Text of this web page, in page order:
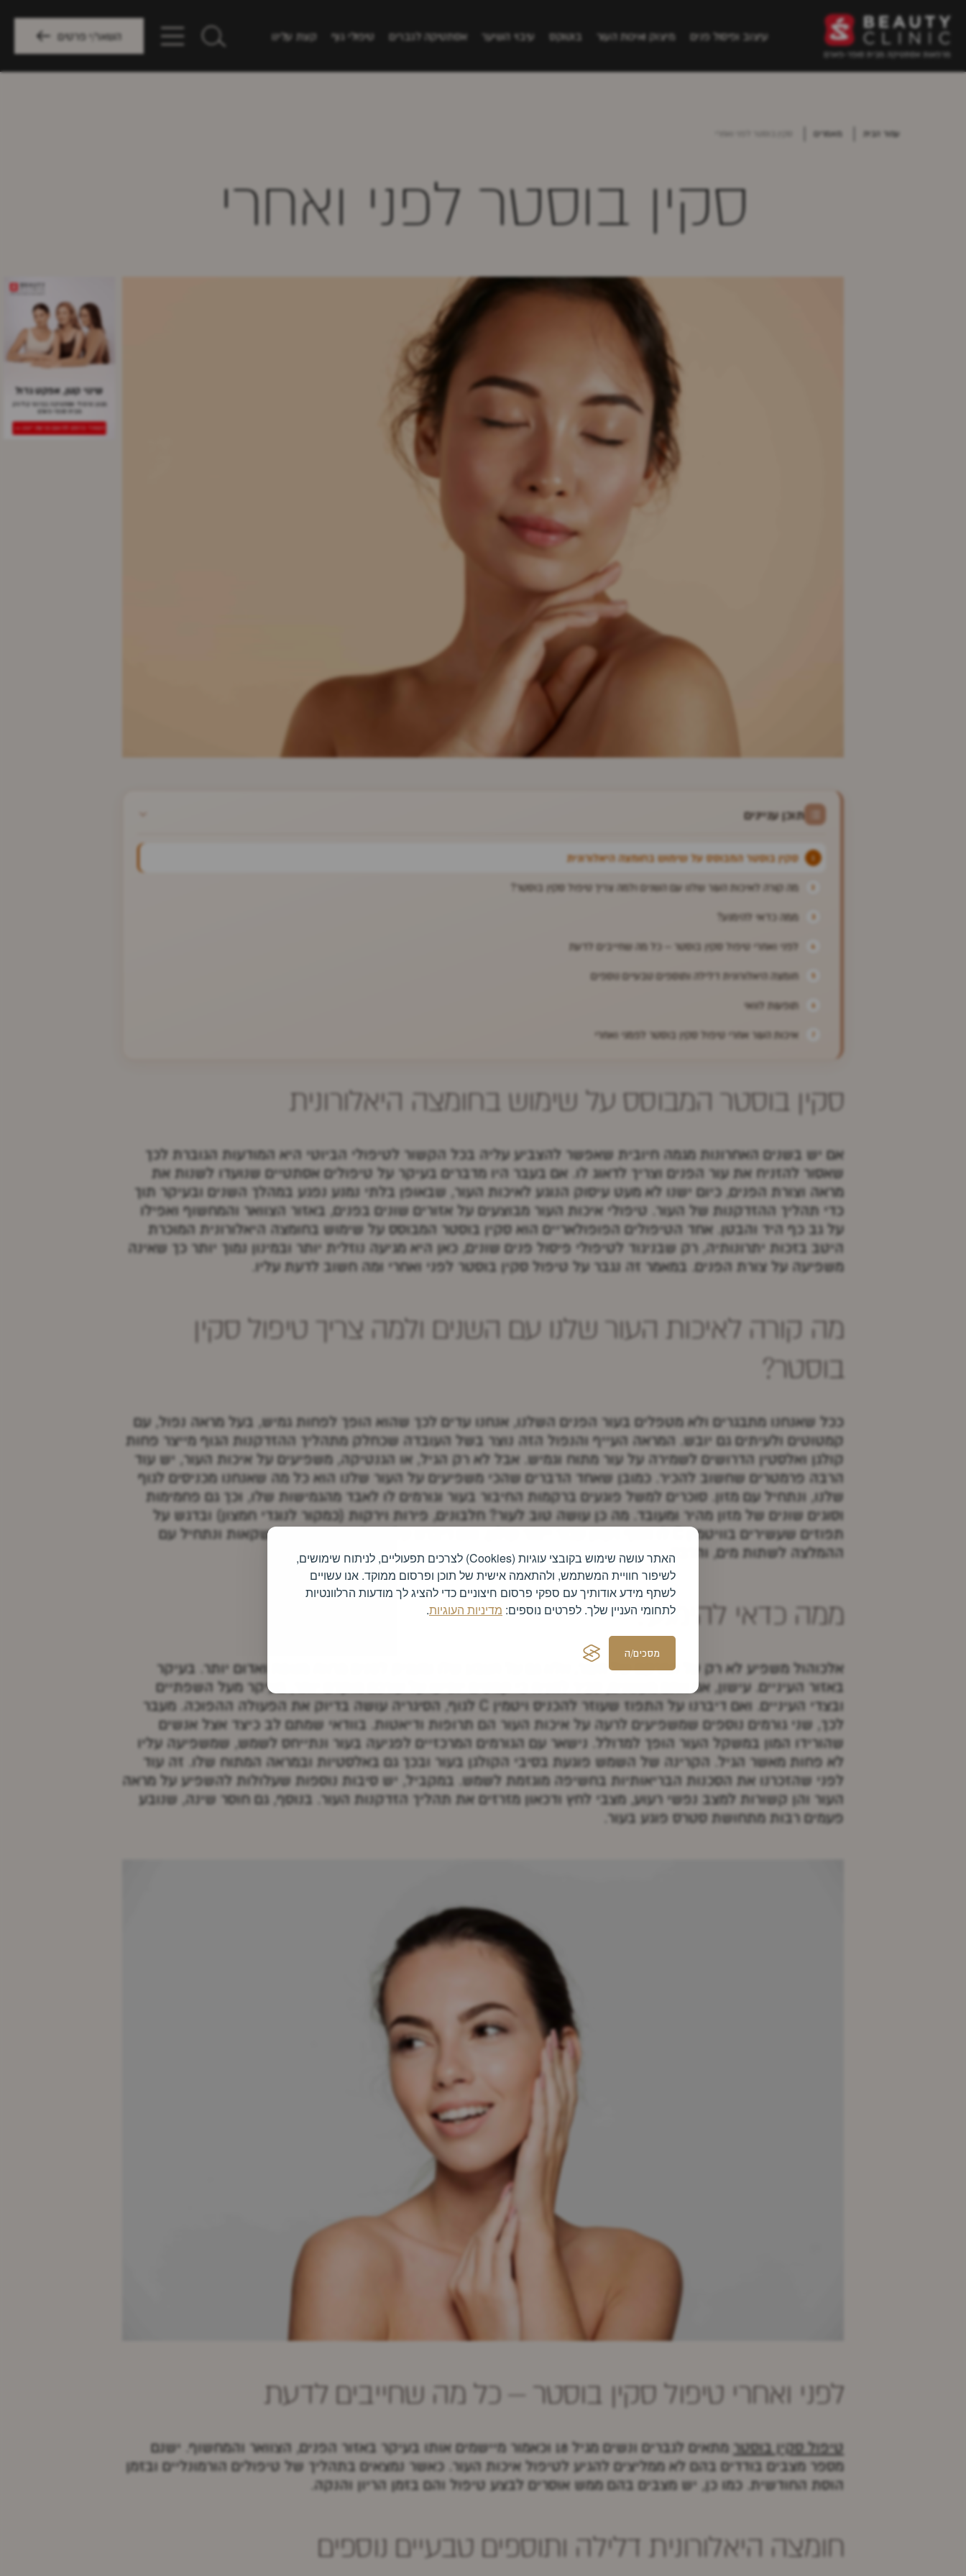
האתר עושה שימוש בקובצי עוגיות (Cookies) לצרכים תפעוליים, לניתוח שימושים,
לשיפור חוויית המשתמש, ולהתאמה אישית של תוכן ופרסום ממוקד. אנו עשויים
לשתף מידע אודותיך עם ספקי פרסום חיצוניים כדי להציג לך מודעות הרלוונטיות
לתחומי העניין שלך. לפרטים נוספים: מדיניות העוגיות.
מסכים/ה
עיצוב ופיסול פנים מיצוק ואיכות העור בוטוקס עיבוי השיער אסתטיקה לגברים טיפולי גוף קצת עלינו השאר/י פרטים
שינוי קטן, אפקט גדול
מגוון טיפולי אסתטיקה בביוטי קליניק
מבית סופר-פארם
עמוד הבית מאמרים
סקין בוסטר לפני ואחרי
תוכן עניינים
סקין בוסטר המבוסס על שימוש בחומצה היאלורונית
מה קורה לאיכות העור שלנו עם השנים ולמה צריך טיפול סקין בוסטר?
ממה כדאי להימנע?
לפני ואחרי טיפול סקין בוסטר – כל מה שחייבים לדעת
חומצה היאלורונית דלילה ותוספים טבעיים נוספים
תופעות לוואי
איכות העור אחרי טיפול סקין בוסטר לפמני ואחרי
סקין בוסטר המבוסס על שימוש בחומצה היאלורונית
אם יש בשנים האחרונות מגמה חיובית שאפשר להצביע עליה בכל הקשור לטיפולי הביוטי היא המודעות הגוברת לכך
שאסור להזניח את עור הפנים וצריך לדאוג לו. אם בעבר היו מדברים בעיקר על טיפולים אסתטיים שנועדו לשנות את
מראה וצורת הפנים, כיום ישנו לא מעט עיסוק הנוגע לאיכות העור, שבאופן בלתי נמנע נפגע במהלך השנים ובעיקר תוך
כדי תהליך ההזדקנות של העור. טיפולי איכות העור מבוצעים על אזורים שונים בפנים, באזור הצוואר והמחשוף ואפילו
על גב כף היד והבטן. אחד הטיפולים הפופולאריים הוא סקין בוסטר המבוסס על שימוש בחומצה היאלורונית המוכרת
היטב בזכות יתרונותיה, רק שבניגוד לטיפולי פיסול פנים שונים, כאן היא מגיעה נוזלית יותר ובמינון נמוך יותר כך שאינה
משפיעה על צורת הפנים. במאמר זה נגבר על טיפול סקין בוסטר לפני ואחרי ומה חשוב לדעת עליו.
מה קורה לאיכות העור שלנו עם השנים ולמה צריך טיפול סקין
בוסטר?
ככל שאנחנו מתבגרים ולא מטפלים בעור הפנים השלנו, אנחנו עדים לכך שהוא הופך לפחות גמיש, בעל מראה נפול, עם
קמטוטים ולעיתים גם יובש. המראה העייף והנפול הזה נוצר בשל העובדה שכחלק מתהליך ההזדקנות הגוף מייצר פחות
קולגן ואלסטין הדרושים לשמירה על עור מתוח וגמיש. אבל לא רק הגיל, או הגנטיקה, משפיעים על איכות העור, יש עוד
הרבה פרמטרים שחשוב להכיר. כמובן שאחד הדברים שהכי משפיעים על העור שלנו הוא כל מה שאנחנו מכניסים לגוף
שלנו, ונתחיל עם מזון. סוכרים למשל פוגעים ברקמות החיבור בעור וגורמים לו לאבד מהגמישות שלו, וכך גם פחמימות
וסוגים שונים של מזון מהיר ומעובד. מה כן עושה טוב לעור? חלבונים, פירות וירקות (כמקור לנוגדי חמצון) ובדגש על
תפוזים שעשירים בוויטמין C לו הגוף זקוק עבור ייצור קולגן. ואם דיברנו על אוכל, נתייחס גם למשקאות ונתחיל עם
ההמלצה לשתות מים, והרבה.
ממה כדאי להימנע?
אלכוהול משפיע לא רק על המרקם של העור, אלא גם על הצבע שלו ומעניק לפנים מראה מנופח ואדום יותר. בעיקר
באזור העיניים. עישון, אם אתם מעשנים, סביר להניח כי קמטים יופיעו על עורכם מוקדם יותר, בעיקר מעל השפתיים
ובצדי העיניים. ואם דיברנו על התפוז שעוזר להכניס ויטמין C לגוף, הסיגריה עושה בדיוק את הפעולה ההפוכה. מעבר
לכך, שני גורמים נוספים שמשפיעים לרעה על איכות העור הם תרופות ודיאטות. בוודאי שמתם לב כיצד אצל אנשים
שהורידו המון במשקל העור הופך למדולל. נישאר עם הגורמים המרכזיים לפגיעה בעור ונתייחס לשמש, שמשפיעה עליו
לא פחות מאשר הגיל. הקרינה של השמש פוגעת בסיבי הקולגן בעור ובכך גם באלסטיות ובמראה המתוח שלו. זה עוד
לפני שהזכרנו את הסכנות הבריאותיות בחשיפה מוגזמת לשמש. במקביל, יש סיבות נוספות שעלולות להשפיע על מראה
העור והן קשורות למצב נפשי רעוע, מצבי לחץ ודכאון מזרזים את תהליך הזדקנות העור. בנוסף, גם חוסר שינה, שנובע
פעמים רבות מתחושת סטרס פוגע בעור.
לפני ואחרי טיפול סקין בוסטר – כל מה שחייבים לדעת
טיפול סקין בוסטר
מתאים לגברים ונשים מגיל 18 וכאמור מיישמים אותו בעיקר באזור הפנים, הצוואר והמחשוף. ישנם
מספר מצבים בודדים בהם לא ממליצים להגיע לטיפול איכות העור. כאשר נמצאים בתהליך של טיפולים הורמונליים ובזמן
הוסת החודשית. כמו כן, יש מצבים בהם ממש אוסרים לבצע טיפול והם בזמן הריון והנקה.
חומצה היאלורונית דלילה ותוספים טבעיים נוספים